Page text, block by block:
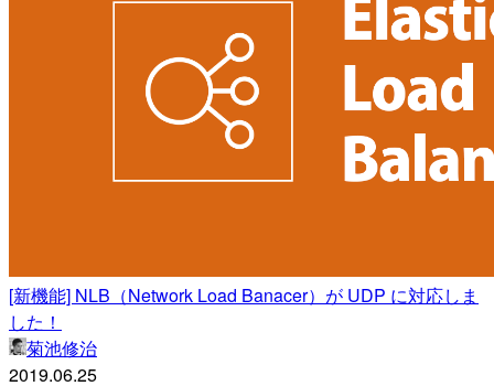
[新機能] NLB（Network Load Banacer）が UDP に対応しま
した！
菊池修治
2019.06.25